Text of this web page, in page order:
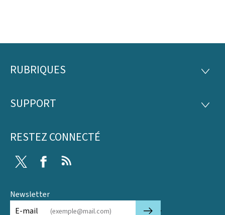
Pied
page
RUBRIQUES
SUPPORT
RESTEZ CONNECTÉ
Twitter Facebook
Newsletter
E-mail
🡒